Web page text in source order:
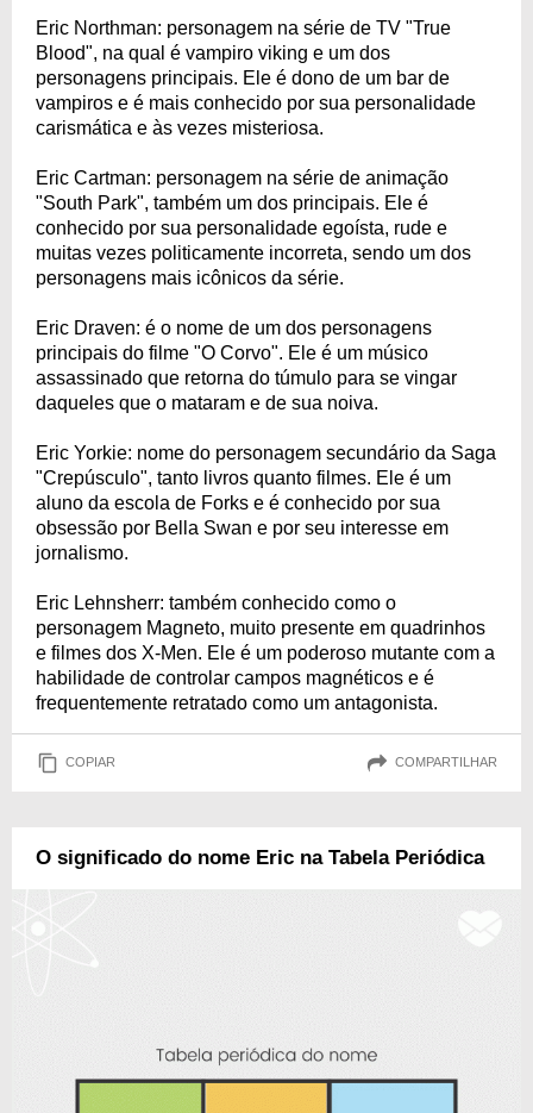
Eric Northman: personagem na série de TV "True
Blood", na qual é vampiro viking e um dos
personagens principais. Ele é dono de um bar de
vampiros e é mais conhecido por sua personalidade
carismática e às vezes misteriosa.
Eric Cartman: personagem na série de animação
"South Park", também um dos principais. Ele é
conhecido por sua personalidade egoísta, rude e
muitas vezes politicamente incorreta, sendo um dos
personagens mais icônicos da série.
Eric Draven: é o nome de um dos personagens
principais do filme "O Corvo". Ele é um músico
assassinado que retorna do túmulo para se vingar
daqueles que o mataram e de sua noiva.
Eric Yorkie: nome do personagem secundário da Saga
"Crepúsculo", tanto livros quanto filmes. Ele é um
aluno da escola de Forks e é conhecido por sua
obsessão por Bella Swan e por seu interesse em
jornalismo.
Eric Lehnsherr: também conhecido como o
personagem Magneto, muito presente em quadrinhos
e filmes dos X-Men. Ele é um poderoso mutante com a
habilidade de controlar campos magnéticos e é
frequentemente retratado como um antagonista.
COPIAR COMPARTILHAR
O significado do nome Eric na Tabela Periódica